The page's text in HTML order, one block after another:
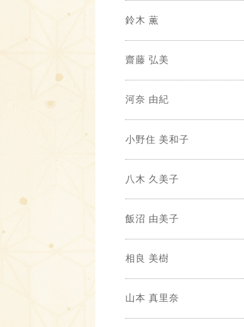
鈴木 薫
齋藤 弘美
河奈 由紀
小野住 美和子
八木 久美子
飯沼 由美子
相良 美樹
山本 真里奈